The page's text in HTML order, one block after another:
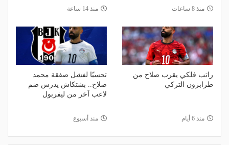
منذ 8 ساعات منذ 14 ساعة
راتب فلكي يقرب صلاح من
طرابزون التركي
منذ 6 أيام
تحسبًا لفشل صفقة محمد
صلاح.. بشتكاش يدرس ضم
لاعب آخر من ليفربول
منذ أسبوع